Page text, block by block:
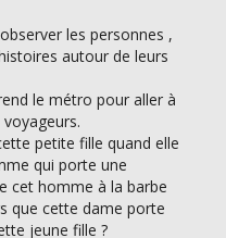
les personnes ,
autour de leurs
le métro pour aller à
petite fille quand elle
qui porte une
cet homme à la barbe
que cette dame porte
jeune fille ?